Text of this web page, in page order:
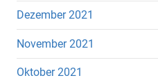
Dezember 2021
November 2021
Oktober 2021